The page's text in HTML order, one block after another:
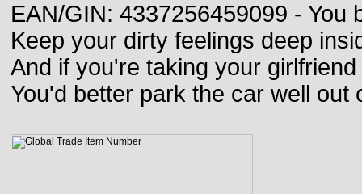
EAN/GIN: 4337256459099 - You
Keep your dirty feelings deep
And if you're taking your
You'd better park the car well out